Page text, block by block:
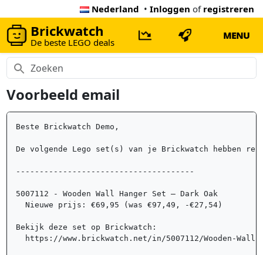
Nederland • Inloggen of registreren
Brickwatch
De beste LEGO deals
MENU
Voorbeeld email
Beste Brickwatch Demo,
De volgende Lego set(s) van je Brickwatch hebben
--------------------------------------
5007112 - Wooden Wall Hanger Set – Dark Oak
  Nieuwe prijs: €69,95 (was €97,49, -€27,54)
Bekijk deze set op Brickwatch:
https://www.brickwatch.net/in/5007112/Wooden-